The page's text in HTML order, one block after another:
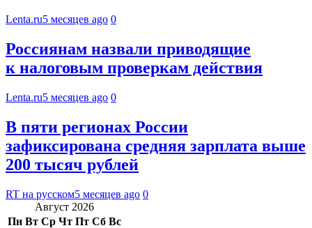
Lenta.ru5 месяцев ago 0
Россиянам назвали приводящие
к налоговым проверкам действия
Lenta.ru5 месяцев ago 0
В пяти регионах России
зафиксирована средняя зарплата выше
200 тысяч рублей
RT на русском5 месяцев ago 0
Август 2026
Пн Вт Ср Чт Пт Сб Вс